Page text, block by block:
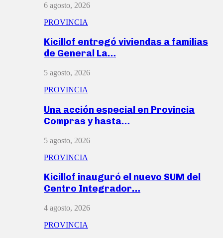
6 agosto, 2026
PROVINCIA
Kicillof entregó viviendas a familias
de General La…
5 agosto, 2026
PROVINCIA
Una acción especial en Provincia
Compras y hasta…
5 agosto, 2026
PROVINCIA
Kicillof inauguró el nuevo SUM del
Centro Integrador…
4 agosto, 2026
PROVINCIA